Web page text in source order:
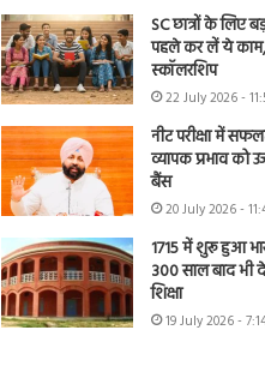
SC छात्रों के लिए
पहले कर लें ये
स्कॉलरशिप
22 July 2026 -
नीट परीक्षा में
व्यापक प्रभाव को
बैंस
20 July 2026 -
1715 में शुरू हुआ
300 साल बाद भी दे
शिक्षा
19 July 2026 -